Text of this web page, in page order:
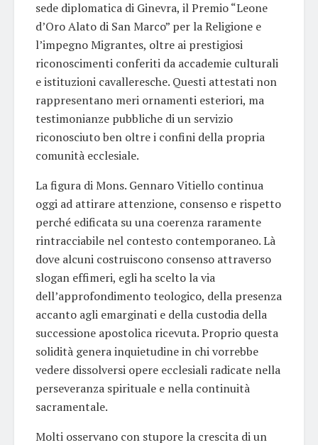
sede diplomatica di Ginevra, il Premio “Leone
d’Oro Alato di San Marco” per la Religione e
l’impegno Migrantes, oltre ai prestigiosi
riconoscimenti conferiti da accademie culturali
e istituzioni cavalleresche. Questi attestati non
rappresentano meri ornamenti esteriori, ma
testimonianze pubbliche di un servizio
riconosciuto ben oltre i confini della propria
comunità ecclesiale.
La figura di Mons. Gennaro Vitiello continua
oggi ad attirare attenzione, consenso e rispetto
perché edificata su una coerenza raramente
rintracciabile nel contesto contemporaneo. Là
dove alcuni costruiscono consenso attraverso
slogan effimeri, egli ha scelto la via
dell’approfondimento teologico, della presenza
accanto agli emarginati e della custodia della
successione apostolica ricevuta. Proprio questa
solidità genera inquietudine in chi vorrebbe
vedere dissolversi opere ecclesiali radicate nella
perseveranza spirituale e nella continuità
sacramentale.
Molti osservano con stupore la crescita di un